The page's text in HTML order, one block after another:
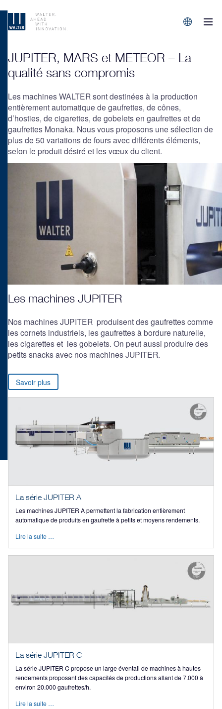
JUPITER, MARS et METEOR – La
qualité sans compromis
Les machines WALTER sont destinées à la production
entièrement automatique de gaufrettes, de cônes,
d’hosties, de cigarettes, de gobelets en gaufrettes et de
gaufrettes Monaka. Nous vous proposons une sélection de
plus de 50 variations de fours avec différents éléments,
selon le produit désiré et les vœux du client.
Les machines JUPITER
Nos machines JUPITER produisent des gaufrettes comme
les cornets industriels, les gaufrettes à bordure naturelle,
les cigarettes et les gobelets. On peut aussi produire des
petits snacks avec nos machines JUPITER.
Savoir plus
La série JUPITER A
Les machines JUPITER A permettent la fabrication entièrement
automatique de produits en gaufrette à petits et moyens rendements.
Lire la suite …
La série JUPITER C
La série JUPITER C propose un large éventail de machines à hautes
rendements proposant des capacités de productions allant de 7.000 à
environ 20.000 gaufrettes/h.
Lire la suite …